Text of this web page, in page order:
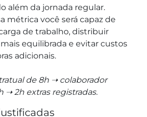
além da jornada regular.
métrica você será capaz de
de trabalho, distribuir
equilibrada e evitar custos
adicionais.
de 8h ➝ colaborador
➝ 2h extras registradas.